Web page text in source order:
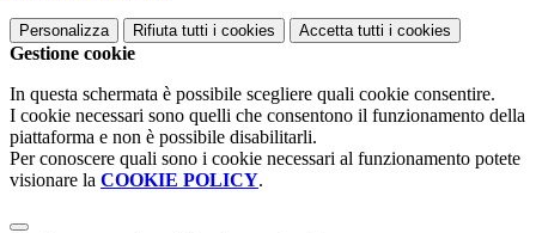
Personalizza Rifiuta tutti i cookies Accetta tutti i cookies
Gestione cookie
In questa schermata è possibile scegliere quali cookie consentire.
I cookie necessari sono quelli che consentono il funzionamento della
piattaforma e non è possibile disabilitarli.
Per conoscere quali sono i cookie necessari al funzionamento potete
visionare la COOKIE POLICY.